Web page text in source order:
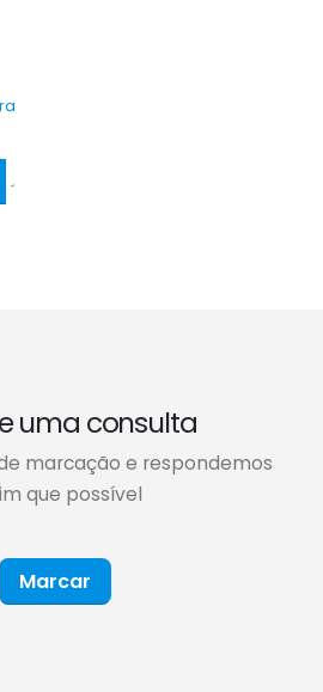
´
uma consulta
marcação e respondemos
que possível
Marcar